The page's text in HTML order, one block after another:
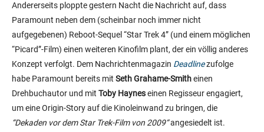
Andererseits ploppte gestern Nacht die Nachricht auf, dass
Paramount neben dem (scheinbar noch immer nicht
aufgegebenen) Reboot-Sequel “Star Trek 4” (und einem möglichen
“Picard”-Film) einen weiteren Kinofilm plant, der ein völlig anderes
Konzept verfolgt. Dem Nachrichtenmagazin Deadlinezufolge
habe Paramount bereits mit Seth Grahame-Smitheinen
Drehbuchautor und mit Toby Hayneseinen Regisseur engagiert,
um eine Origin-Story auf die Kinoleinwand zu bringen, die
“Dekaden vor dem Star Trek-Film von 2009“angesiedelt ist.